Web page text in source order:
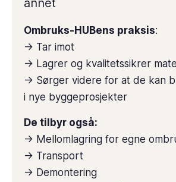
annet
Ombruks-HUBens praksis:
-> Tar imot
-> Lagrer og kvalitetssikrer
-> Sørger videre for at de kan
i nye byggeprosjekter
De tilbyr også:
-> Mellomlagring for egne
-> Transport
-> Demontering